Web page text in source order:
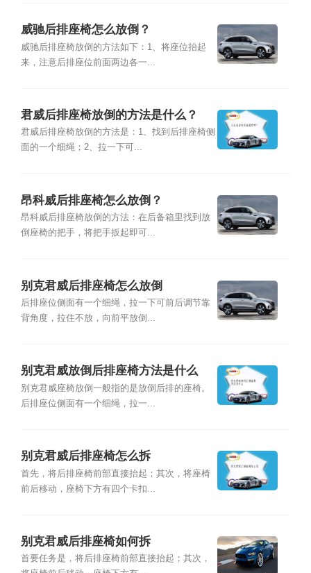
威驰后排座椅怎么放倒？
威驰后排座椅放倒的方法如下：1、将座位抬起
来，注意后排座位前面两边各一...
君威后排座椅放倒的方法是什么？
君威后排座椅放倒的方法是：1、找到后排座椅侧
面的一个细绳；2、拉一下可...
昂科威后排座椅怎么放倒？
昂科威后排座椅放倒的方法：在后备箱里找到放
倒座椅的把手，将把手扳起即可...
别克君威后排座椅怎么放倒
后排座位侧面有一个细绳，拉一下可前后调节靠
背角度，拉住不放，向前平放倒...
别克君威放倒后排座椅方法是什么
别克君威座椅放倒一般指的是放倒后排的座椅。
后排座位侧面有一个细绳，拉一...
别克君威后排座椅怎么拆
首先，将后排座椅前部直接抬起；其次，将座椅
前后移动，座椅下方有四个卡扣...
别克君威后排座椅如何拆
首要任务是，将后排座椅前部直接抬起；其次，